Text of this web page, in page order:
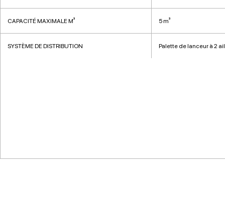
CAPACITÉ MAXIMALE M³ 5 m³
SYSTÈME DE DISTRIBUTION Palette de lanceur à 2